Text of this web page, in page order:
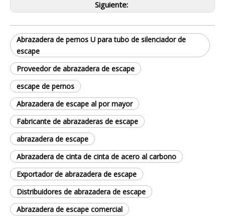
Siguiente:
Abrazadera de pernos U para tubo de silenciador de
escape
Proveedor de abrazadera de escape
escape de pernos
Abrazadera de escape al por mayor
Fabricante de abrazaderas de escape
abrazadera de escape
Abrazadera de cinta de cinta de acero al carbono
Exportador de abrazadera de escape
Distribuidores de abrazadera de escape
Abrazadera de escape comercial